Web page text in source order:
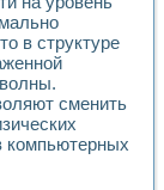
работы
в среде
проекта
практикумов
и
по
в структуре
сменить
компьютерных